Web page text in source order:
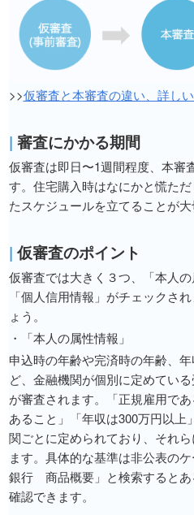
>>仮審査と本審査の違い、詳し
| 審査にかかる期間
仮審査は即日〜1週間程度、本審
す。住宅購入時はなにかと慌た
たスケジュールを立てることが大
| 仮審査のポイント
仮審査では大きく３つ、「本人の
「個人信用情報」がチェックさ
ょう。
・「本人の属性情報」
申込時の年齢や完済時の年齢、
ど、金融機関が個別に定めてい
が審査されます。「正規雇用で
あること」「年収は300万円以上
関ごとに定められており、それ
ます。具体的な基準は非公表の
銀行 商品概要」と検索するとあ
確認できます。